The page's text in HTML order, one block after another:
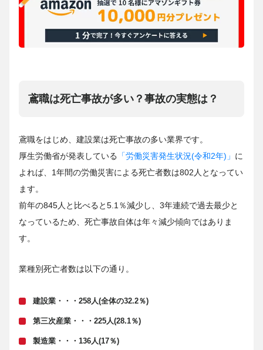
鳶職は死亡事故が多い？事故の実態は？
鳶職をはじめ、建設業は死亡事故の多い業界です。
厚生労働省が発表している
「労働災害発生状況(令和2年)」 に
よれば、1年間の労働災害による死亡者数は802人となってい
ます。
前年の845人と比べると5.1％減少し、3年連続で過去最少と
なっているため、死亡事故自体は年々減少傾向ではありま
す。
業種別死亡者数は以下の通り。
建設業・・・258人(全体の32.2％)
第三次産業・・・225人(28.1％)
製造業・・・136人(17％)